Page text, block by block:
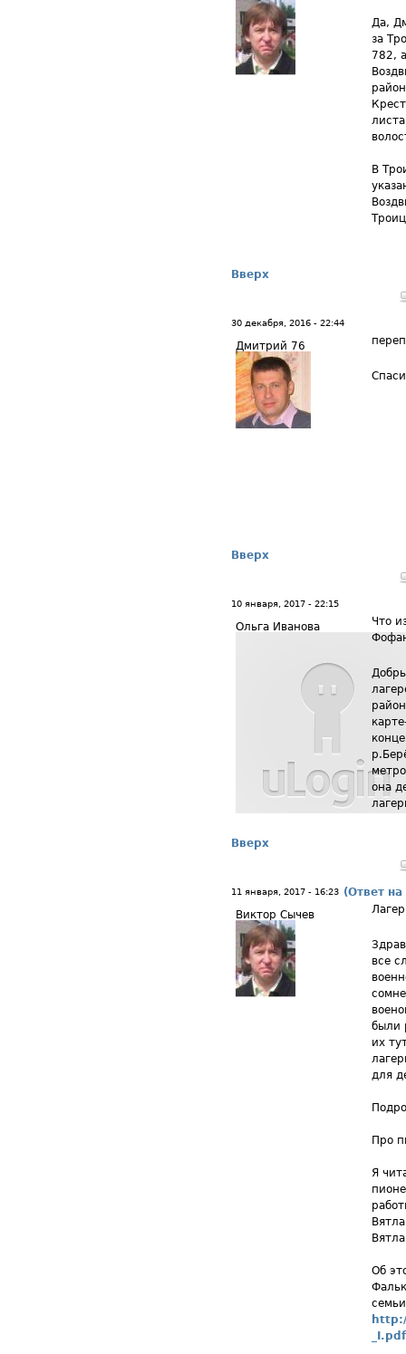
Да,
за
782,
В
Вверх
30 декабря, 2016 - 22:44
Дмитрий 76
Вверх
10 января, 2017 - 22:15
Ольга Иванова
Что
она
Вверх
11 января, 2017 - 16:23 (Ответ
Виктор Сычев
все
были
их
для
Про
Я
Об
_I.pdf